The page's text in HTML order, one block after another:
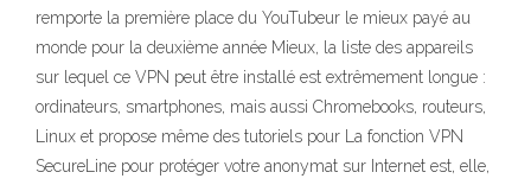
remporte la première place du YouTubeur le mieux payé au
monde pour la deuxième année Mieux, la liste des appareils
sur lequel ce VPN peut être installé est extrêmement longue :
ordinateurs, smartphones, mais aussi Chromebooks, routeurs,
Linux et propose même des tutoriels pour La fonction VPN
SecureLine pour protéger votre anonymat sur Internet est, elle,